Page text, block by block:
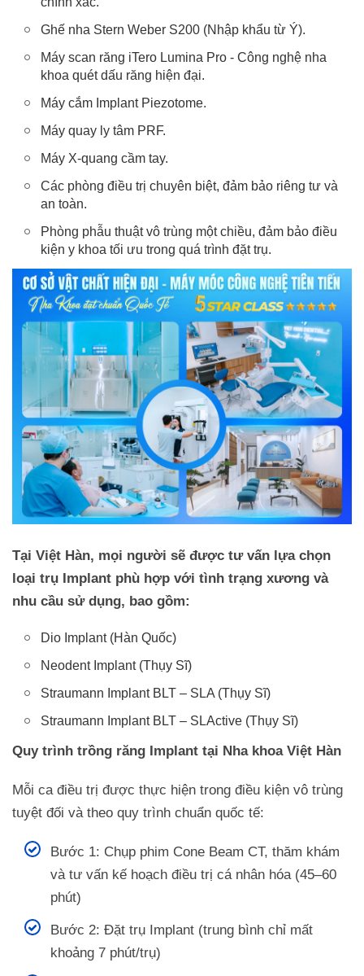
Ghế nha Stern Weber S200 (Nhập khẩu từ Ý).
Máy scan răng iTero Lumina Pro - Công nghệ nha
khoa quét dấu răng hiện đại.
Máy cắm Implant Piezotome.
Máy quay ly tâm PRF.
Máy X-quang cầm tay.
Các phòng điều trị chuyên biệt, đảm bảo riêng tư và
an toàn.
Phòng phẫu thuật vô trùng một chiều, đảm bảo điều
kiện y khoa tối ưu trong quá trình đặt trụ.
Tại Việt Hàn, mọi người sẽ được tư vấn lựa chọn
loại trụ Implant phù hợp với tình trạng xương và
nhu cầu sử dụng, bao gồm:
Dio Implant (Hàn Quốc)
Neodent Implant (Thụy Sĩ)
Straumann Implant BLT – SLA (Thụy Sĩ)
Straumann Implant BLT – SLActive (Thụy Sĩ)
Quy trình trồng răng Implant tại Nha khoa Việt Hàn
Mỗi ca điều trị được thực hiện trong điều kiện vô trùng
tuyệt đối và theo quy trình chuẩn quốc tế:
Bước 1: Chụp phim Cone Beam CT, thăm khám
và tư vấn kế hoạch điều trị cá nhân hóa (45–60
phút)
Bước 2: Đặt trụ Implant (trung bình chỉ mất
khoảng 7 phút/trụ)